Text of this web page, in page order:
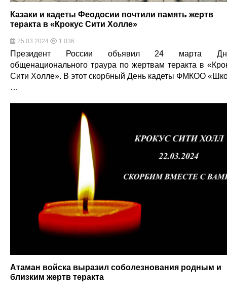
Казаки и кадеты Феодосии почтили память жертв
теракта в «Крокус Сити Холле»
25.03.2024 1 036
Президент России объявил 24 марта
общенационального траура по жертвам теракта в
Сити Холле». В этот скорбный День кадеты ФМКОО
…
Атаман войска выразил соболезнования родным и
близким жертв теракта